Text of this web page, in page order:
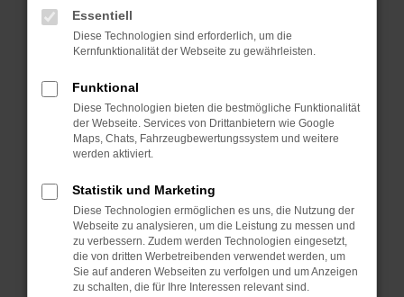
Hier sind ein paar Tipps, die dir helfen können:
Überprüfe deine Firewall und deine
Laden andere Webseiten, zum Beispiel
deine Suchmaschine?
Prüfe deine Browsererweiterungen.
Manche Erweiterungen, wie Werbeblocker,
können das Laden bestimmter Seiten
verhindern. Funktioniert die Seite in einem
anderen Browser oder in einem privaten
Fenster?
Starte dein Gerät neu.
Essentiell
Diese Technologien sind erforderlich, um die
Kernfunktionalität der Webseite zu gewährleisten.
Funktional
Diese Technologien bieten die bestmögliche Funktionalität
der Webseite. Services von Drittanbietern wie Google
Maps, Chats, Fahrzeugbewertungssystem und weitere
werden aktiviert.
Statistik und Marketing
Diese Technologien ermöglichen es uns, die Nutzung der
Webseite zu analysieren, um die Leistung zu messen und
zu verbessern. Zudem werden Technologien eingesetzt,
die von dritten Werbetreibenden verwendet werden, um
Sie auf anderen Webseiten zu verfolgen und um Anzeigen
zu schalten, die für Ihre Interessen relevant sind.